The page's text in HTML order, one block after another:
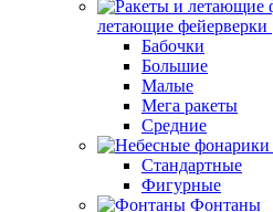
летающие фейерверки
Бабочки
Большие
Малые
Мега ракеты
Средние
Стандартные
Фигурные
Фонтаны